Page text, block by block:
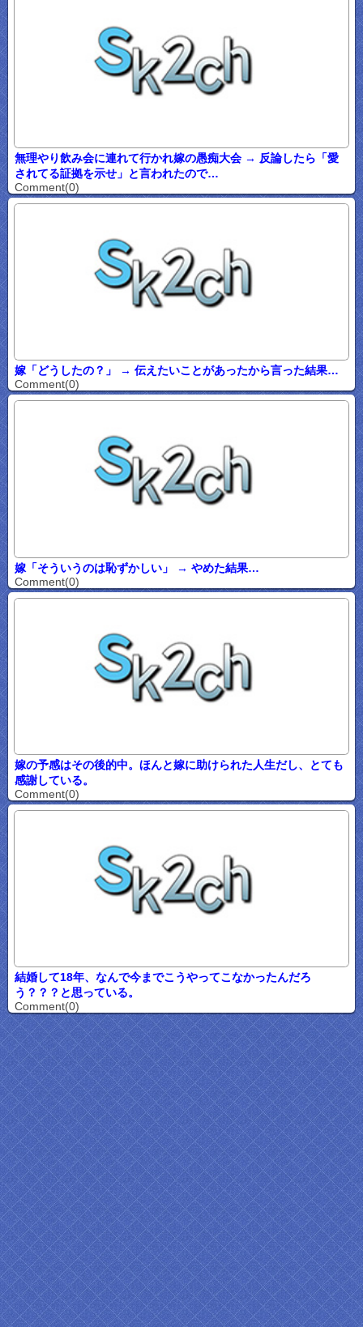
無理やり飲み会に連れて行かれ嫁の愚痴大会 → 反論したら「愛
されてる証拠を示せ」と言われたので…
Comment(0)
嫁「どうしたの？」 → 伝えたいことがあったから言った結果…
Comment(0)
嫁「そういうのは恥ずかしい」 → やめた結果…
Comment(0)
嫁の予感はその後的中。ほんと嫁に助けられた人生だし、とても
感謝している。
Comment(0)
結婚して18年、なんで今までこうやってこなかったんだろ
う？？？と思っている。
Comment(0)